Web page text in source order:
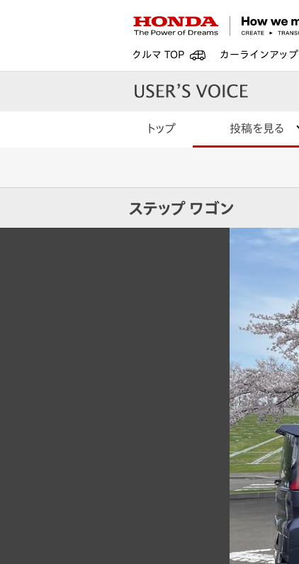
クルマ TOP カーラインアップ
トップ 投稿を見る
ステップ ワゴン